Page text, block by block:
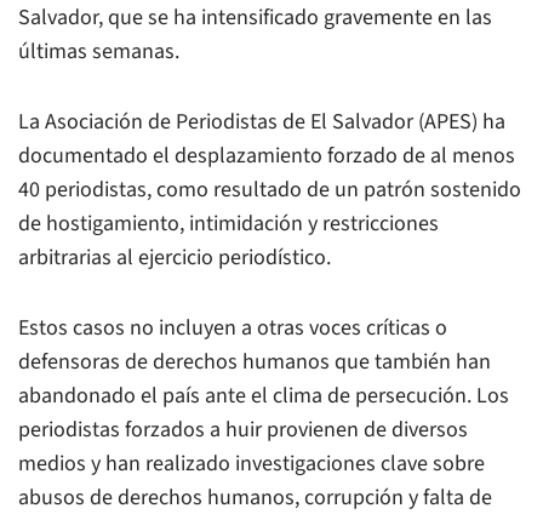
Salvador, que se ha intensificado gravemente en las
últimas semanas.
La Asociación de Periodistas de El Salvador (APES) ha
documentado el desplazamiento forzado de al menos
40 periodistas, como resultado de un patrón sostenido
de hostigamiento, intimidación y restricciones
arbitrarias al ejercicio periodístico.
Estos casos no incluyen a otras voces críticas o
defensoras de derechos humanos que también han
abandonado el país ante el clima de persecución. Los
periodistas forzados a huir provienen de diversos
medios y han realizado investigaciones clave sobre
abusos de derechos humanos, corrupción y falta de